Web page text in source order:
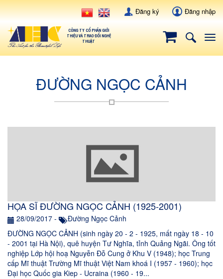
Đăng ký Đăng nhập
CÔNG TY CỔ PHẦN GIỚI
THIỆU VÀ TRAO ĐỔI NGHỆ
THUẬT
ĐƯỜNG NGỌC CẢNH
HỌA SĨ ĐƯỜNG NGỌC CẢNH (1925-2001)
28/09/2017 -
Đường Ngọc Cảnh
ĐƯỜNG NGỌC CẢNH (sinh ngày 20 - 2 - 1925, mất ngày 18 - 10
- 2001 tại Hà Nội), quê huyện Tư Nghĩa, tỉnh Quảng Ngãi. Ông tốt
nghiệp Lớp hội hoạ Nguyễn Đỗ Cung ở Khu V (1948); học Trung
cấp Mĩ thuật Trường Mĩ thuật Việt Nam khoá I (1957 - 1960); học
Đại học Quốc gia Kiep - Ucraina (1960 - 19...